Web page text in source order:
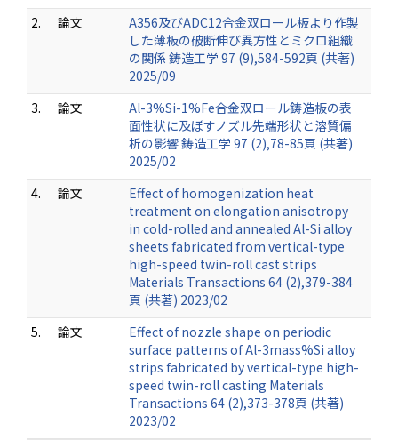
2.
論文
A356及びADC12合金双ロール板より作製
した薄板の破断伸び異方性とミクロ組織
の関係 鋳造工学 97 (9),584-592頁 (共著)
2025/09
3.
論文
Al-3%Si-1%Fe合金双ロール鋳造板の表
面性状に及ぼすノズル先端形状と溶質偏
析の影響 鋳造工学 97 (2),78-85頁 (共著)
2025/02
4.
論文
Effect of homogenization heat
treatment on elongation anisotropy
in cold-rolled and annealed Al-Si alloy
sheets fabricated from vertical-type
high-speed twin-roll cast strips
Materials Transactions 64 (2),379-384
頁 (共著) 2023/02
5.
論文
Effect of nozzle shape on periodic
surface patterns of Al-3mass%Si alloy
strips fabricated by vertical-type high-
speed twin-roll casting Materials
Transactions 64 (2),373-378頁 (共著)
2023/02